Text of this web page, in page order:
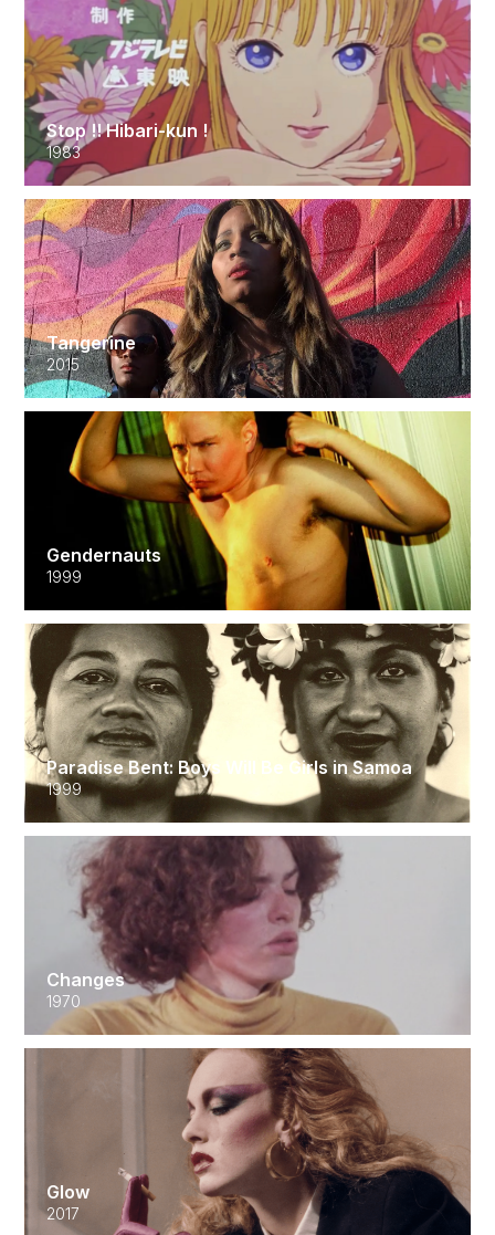
Stop !! Hibari-kun !
1983
Tangerine
2015
Gendernauts
1999
Paradise Bent: Boys Will Be Girls in Samoa
1999
Changes
1970
Glow
2017